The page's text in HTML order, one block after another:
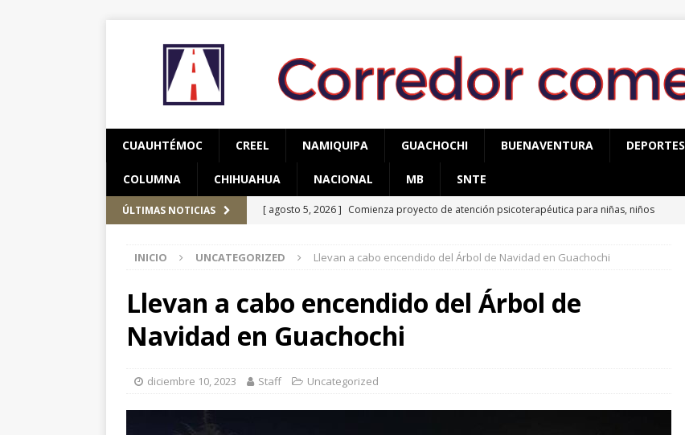
CUAUHTÉMOC CREEL NAMIQUIPA GUACHOCHI BUENAVENTURA DEPORTES
COLUMNA CHIHUAHUA NACIONAL MB SNTE
ÚLTIMAS NOTICIAS [ agosto 5, 2026 ] Comienza proyecto de atención psicoterapéutica para niñas, niños
[ agosto 5, 2026 ] Asegura AEI Occidente vehículo KIA con reporte de robo
CUAUHTÉMOC
CUAUHTÉMOC
INICIO UNCATEGORIZED Llevan a cabo encendido del Árbol de Navidad en Guachochi
Llevan a cabo encendido del Árbol de
Navidad en Guachochi
diciembre 10, 2023 Staff Uncategorized